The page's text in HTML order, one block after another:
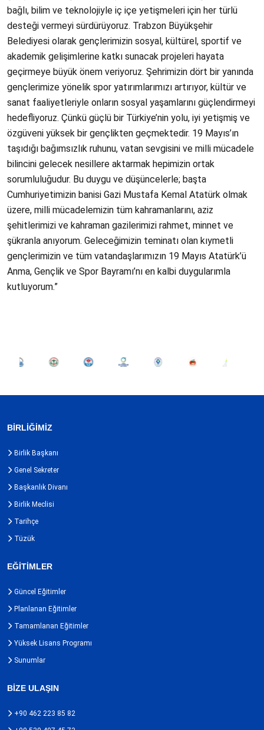
bağlı, bilim ve teknolojiyle iç içe yetişmeleri için her türlü
desteği vermeyi sürdürüyoruz. Trabzon Büyükşehir
Belediyesi olarak gençlerimizin sosyal, kültürel, sportif ve
akademik gelişimlerine katkı sunacak projeleri hayata
geçirmeye büyük önem veriyoruz. Şehrimizin dört bir yanında
gençlerimize yönelik spor yatırımlarımızı artırıyor, kültür ve
sanat faaliyetleriyle onların sosyal yaşamlarını güçlendirmeyi
hedefliyoruz. Çünkü güçlü bir Türkiye’nin yolu, iyi yetişmiş ve
özgüveni yüksek bir gençlikten geçmektedir. 19 Mayıs’ın
taşıdığı bağımsızlık ruhunu, vatan sevgisini ve milli mücadele
bilincini gelecek nesillere aktarmak hepimizin ortak
sorumluluğudur. Bu duygu ve düşüncelerle; başta
Cumhuriyetimizin banisi Gazi Mustafa Kemal Atatürk olmak
üzere, milli mücadelemizin tüm kahramanlarını, aziz
şehitlerimizi ve kahraman gazilerimizi rahmet, minnet ve
şükranla anıyorum. Geleceğimizin teminatı olan kıymetli
gençlerimizin ve tüm vatandaşlarımızın 19 Mayıs Atatürk’ü
Anma, Gençlik ve Spor Bayramı’nı en kalbi duygularımla
kutluyorum.”
BİRLİĞİMİZ
Birlik Başkanı
Genel Sekreter
Başkanlık Divanı
Birlik Meclisi
Tarihçe
Tüzük
EĞİTİMLER
Güncel Eğitimler
Planlanan Eğitimler
Tamamlanan Eğitimler
Yüksek Lisans Programı
Sunumlar
BİZE ULAŞIN
+90 462 223 85 82